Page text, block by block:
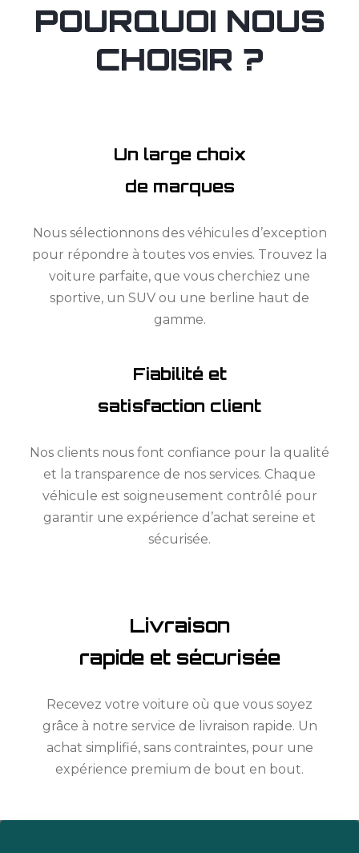
POURQUOI NOUS
CHOISIR ?
Un large choix
de marques
Nous sélectionnons des véhicules d’exception
pour répondre à toutes vos envies. Trouvez la
voiture parfaite, que vous cherchiez une
sportive, un SUV ou une berline haut de
gamme.
Fiabilité et
satisfaction client
Nos clients nous font confiance pour la qualité
et la transparence de nos services. Chaque
véhicule est soigneusement contrôlé pour
garantir une expérience d’achat sereine et
sécurisée.
Livraison
rapide et sécurisée
Recevez votre voiture où que vous soyez
grâce à notre service de livraison rapide. Un
achat simplifié, sans contraintes, pour une
expérience premium de bout en bout.